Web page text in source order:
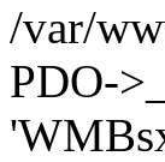
/var/
PDO-